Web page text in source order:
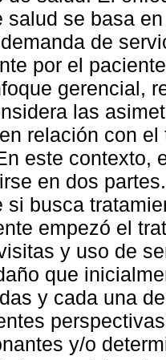
salud se basa
de
por el
gerencial,
las
relación con
este contexto,
en dos
si busca
empezó el
y uso de
que
y cada una
y/o